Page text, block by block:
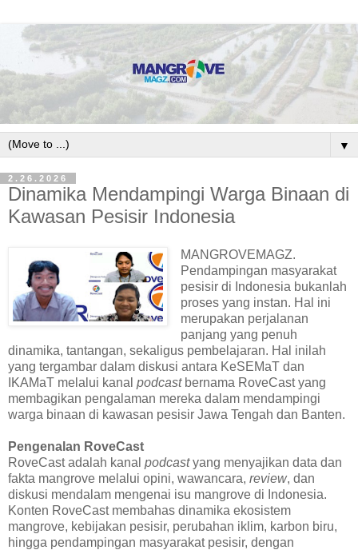
▼
2.26.2026
Dinamika Mendampingi Warga Binaan di
Kawasan Pesisir Indonesia
MANGROVEMAGZ.
Pendampingan masyarakat
pesisir di Indonesia bukanlah
proses yang instan. Hal ini
merupakan perjalanan
panjang yang penuh
dinamika, tantangan, sekaligus pembelajaran. Hal inilah
yang tergambar dalam diskusi antara KeSEMaT dan
IKAMaT melalui kanal podcast bernama RoveCast yang
membagikan pengalaman mereka dalam mendampingi
warga binaan di kawasan pesisir Jawa Tengah dan Banten.
Pengenalan RoveCast
RoveCast adalah kanal podcastyang menyajikan data dan
fakta mangrove melalui opini, wawancara, review, dan
diskusi mendalam mengenai isu mangrove di Indonesia.
Konten RoveCast membahas dinamika ekosistem
mangrove, kebijakan pesisir, perubahan iklim, karbon biru,
hingga pendampingan masyarakat pesisir, dengan